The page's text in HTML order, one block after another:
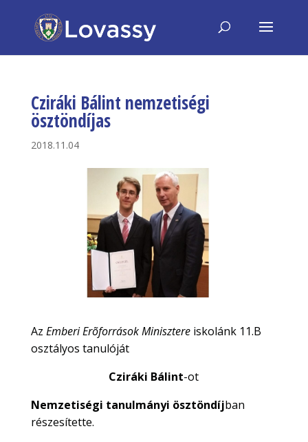
Cziráki Bálint nemzetiségi
ösztöndíjas
2018.11.04
Az Emberi Erõforrások Minisztereiskolánk 11.B
osztályos tanulóját
Cziráki Bálint-ot
Nemzetiségi tanulmányi ösztöndíjban
részesítette.